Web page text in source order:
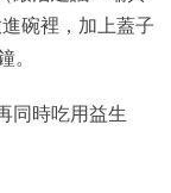
碗裡，加上蓋子
。
同時吃用益生